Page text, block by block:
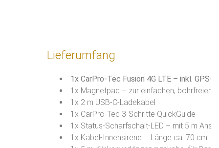
Lieferumfang
1x CarPro-Tec Fusion 4G LTE – inkl. GPS-
1x Magnetpad – zur einfachen, bohrfreien
1x 2 m USB-C-Ladekabel
1x CarPro-Tec 3-Schritte QuickGuide
1x Status-Scharfschalt-LED – mit 5 m
1x Kabel-Innensirene – Länge ca. 70 cm